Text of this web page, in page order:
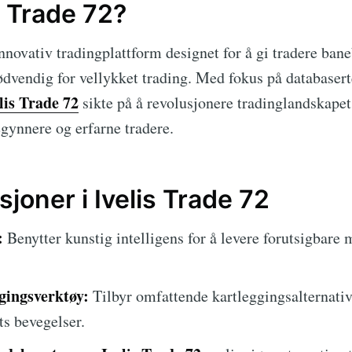
72?
tradingplattform designet for å gi tradere
for vellykket trading. Med fokus på
Trade 72 sikte på å revolusjonere
og erfarne tradere.
i Ivelis Trade 72
Benytter kunstig intelligens for å levere forutsigbare
Tilbyr omfattende
bevegelser.